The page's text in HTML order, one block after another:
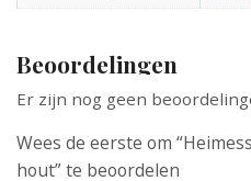
Beoordelingen
Er zijn nog geen
Wees de eerste om
hout” te beoordelen